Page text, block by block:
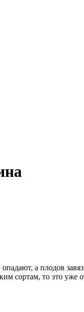
а плодов
сортам, то это уже